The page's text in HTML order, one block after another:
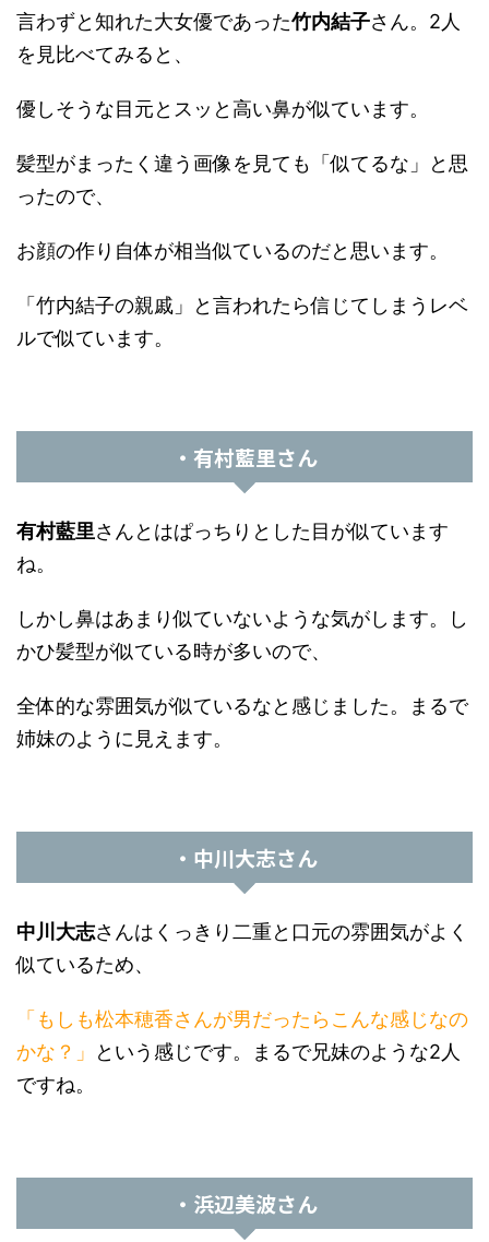
言わずと知れた大女優であった竹内結子さん。2人
を見比べてみると、
優しそうな目元とスッと高い鼻が似ています。
髪型がまったく違う画像を見ても「似てるな」と思
ったので、
お顔の作り自体が相当似ているのだと思います。
「竹内結子の親戚」と言われたら信じてしまうレベ
ルで似ています。
・有村藍里さん
有村藍里さんとはぱっちりとした目が似ています
ね。
しかし鼻はあまり似ていないような気がします。し
かひ髪型が似ている時が多いので、
全体的な雰囲気が似ているなと感じました。まるで
姉妹のように見えます。
・中川大志さん
中川大志さんはくっきり二重と口元の雰囲気がよく
似ているため、
「もしも松本穂香さんが男だったらこんな感じなの
かな？」
という感じです。まるで兄妹のような2人
ですね。
・浜辺美波さん